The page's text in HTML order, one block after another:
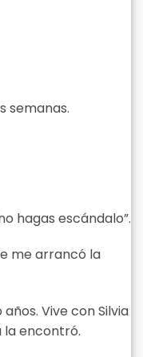
semanas.
hagas escándalo”.
me arrancó la
Vive con Silvia
la encontró.